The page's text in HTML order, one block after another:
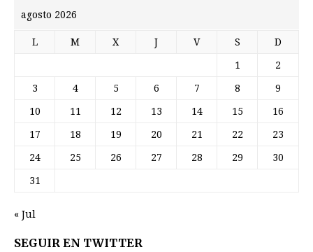
agosto 2026
L M X J V S D
1 2
3 4 5 6 7 8 9
10 11 12 13 14 15 16
17 18 19 20 21 22 23
24 25 26 27 28 29 30
31
« Jul
SEGUIR EN TWITTER